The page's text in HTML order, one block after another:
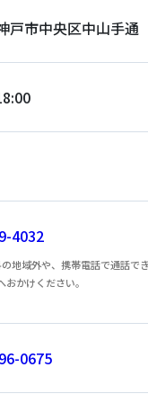
戸市中央区中山手通
4032
地域外や、携帯電話で通話
おかけください。
0675